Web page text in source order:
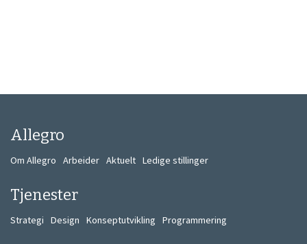
Allegro
Om Allegro Arbeider Aktuelt Ledige stillinger
Tjenester
Strategi Design Konseptutvikling Programmering